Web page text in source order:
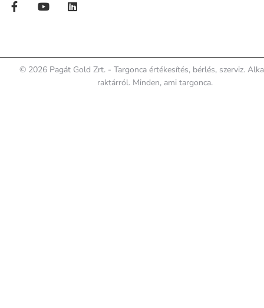
© 2026 Pagát Gold Zrt. - Targonca értékesítés, bérlés, szerviz.
raktárról. Minden, ami targonca.